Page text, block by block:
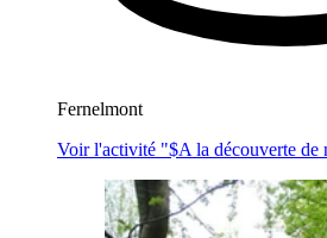
Fernelmont
Voir l'activité "$A la découverte de